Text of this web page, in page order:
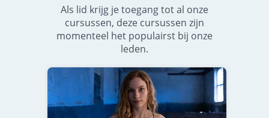
Als lid krijg je toegang tot al onze
cursussen, deze cursussen zijn
momenteel het populairst bij onze
leden.